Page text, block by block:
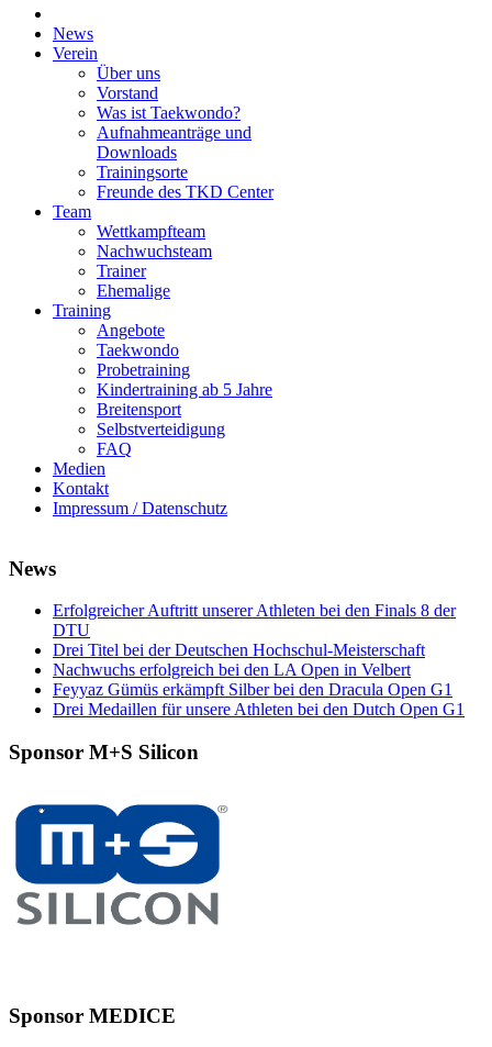
News
Verein
Über uns
Vorstand
Was ist Taekwondo?
Aufnahmeanträge und
Downloads
Trainingsorte
Freunde des TKD Center
Team
Wettkampfteam
Nachwuchsteam
Trainer
Ehemalige
Training
Angebote
Taekwondo
Probetraining
Kindertraining ab 5 Jahre
Breitensport
Selbstverteidigung
FAQ
Medien
Kontakt
Impressum / Datenschutz
News
Erfolgreicher Auftritt unserer Athleten bei den Finals 8 der
DTU
Drei Titel bei der Deutschen Hochschul-Meisterschaft
Nachwuchs erfolgreich bei den LA Open in Velbert
Feyyaz Gümüs erkämpft Silber bei den Dracula Open G1
Drei Medaillen für unsere Athleten bei den Dutch Open G1
Sponsor M+S Silicon
Sponsor MEDICE